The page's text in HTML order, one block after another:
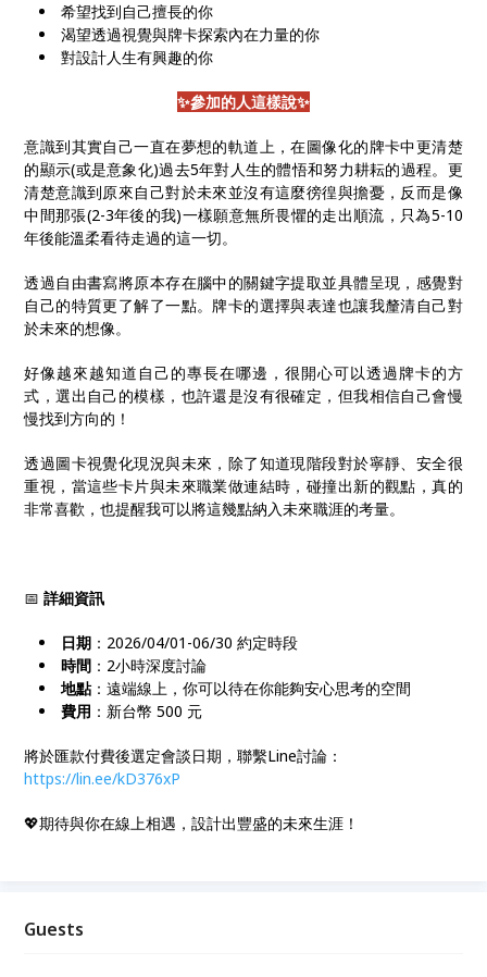
希望找到自己擅長的你
渴望透過視覺與牌卡探索內在力量的你
對設計人生有興趣的你
✨參加的人這樣說✨
意識到其實自己一直在夢想的軌道上，在圖像化的牌卡中更清楚
的顯示(或是意象化)過去5年對人生的體悟和努力耕耘的過程。更
清楚意識到原來自己對於未來並沒有這麼徬徨與擔憂，反而是像
中間那張(2-3年後的我)一樣願意無所畏懼的走出順流，只為5-10
年後能溫柔看待走過的這一切。
透過自由書寫將原本存在腦中的關鍵字提取並具體呈現，感覺對
自己的特質更了解了一點。牌卡的選擇與表達也讓我釐清自己對
於未來的想像。
好像越來越知道自己的專長在哪邊，很開心可以透過牌卡的方
式，選出自己的模樣，也許還是沒有很確定，但我相信自己會慢
慢找到方向的！
透過圖卡視覺化現況與未來，除了知道現階段對於寧靜、安全很
重視，當這些卡片與未來職業做連結時，碰撞出新的觀點，真的
非常喜歡，也提醒我可以將這幾點納入未來職涯的考量。
📅詳細資訊
日期 ：2026/04/01-06/30 約定時段
時間 ：2小時深度討論
地點：遠端線上，你可以待在你能夠安心思考的空間
費用 ：新台幣 500 元
將於匯款付費後選定會談日期，聯繫Line討論：
https://lin.ee/kD376xP
💖期待與你在線上相遇，設計出豐盛的未來生涯！
Guests